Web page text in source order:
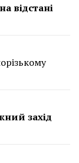
відстані
захід